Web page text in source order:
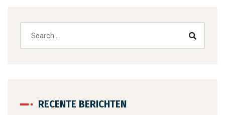
RECENTE BERICHTEN